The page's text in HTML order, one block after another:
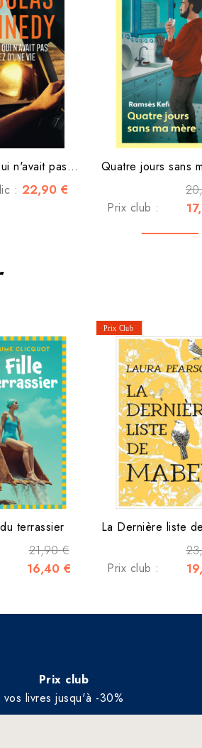
n'avait pas...
: 22,90 €
Quatre jours sans
Prix club :
terrassier
21,90 €
16,40 €
La Dernière liste
Prix club :
Prix club
vos livres jusqu'à -30%